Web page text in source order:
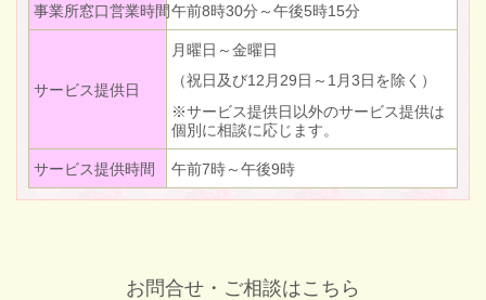
事業所窓口営業時間午前8時30分～午後5時15分
サービス提供日
月曜日～金曜日
（祝日及び12月29日～1月3日を除く）
※サービス提供日以外のサービス提供は
個別に相談に応じます。
サービス提供時間 午前7時～午後9時
お問合せ・ご相談はこちら